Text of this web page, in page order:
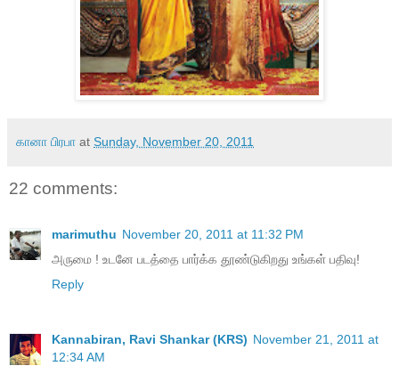
கானா பிரபா at Sunday, November 20, 2011
22 comments:
marimuthu November 20, 2011 at 11:32 PM
அருமை ! உடனே படத்தை பார்க்க தூண்டுகிறது உங்கள் பதிவு!
Reply
Kannabiran, Ravi Shankar (KRS) November 21, 2011 at
12:34 AM